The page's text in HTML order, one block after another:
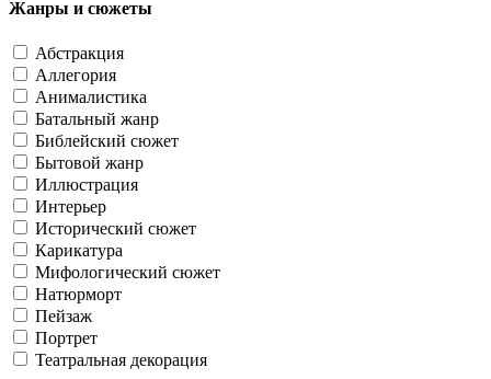
Жанры и сюжеты
Абстракция
Аллегория
Анималистика
Батальный жанр
Библейский сюжет
Бытовой жанр
Иллюстрация
Интерьер
Исторический сюжет
Карикатура
Мифологический сюжет
Натюрморт
Пейзаж
Портрет
Театральная декорация